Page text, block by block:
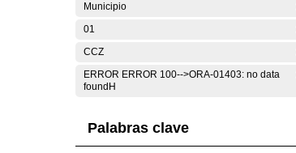
Municipio
01
CCZ
ERROR ERROR 100-->ORA-01403: no data
foundH
Palabras clave